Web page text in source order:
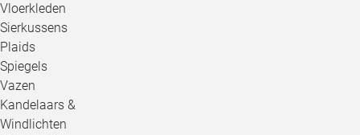
Vloerkleden
Sierkussens
Plaids
Spiegels
Vazen
Kandelaars &
Windlichten